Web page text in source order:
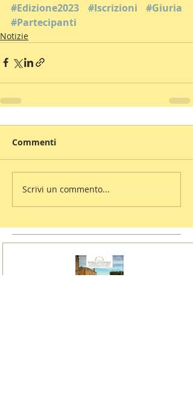
#Edizione2023 #Iscrizioni
#Giuria
#Partecipanti
Notizie
Commenti
Scrivi un commento...